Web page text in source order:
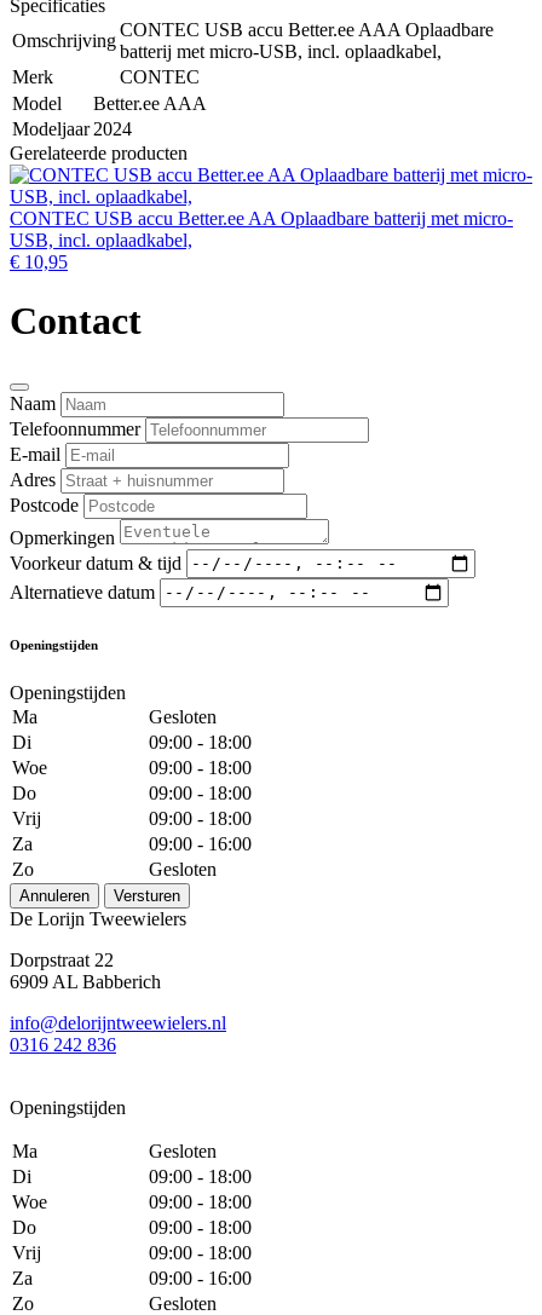
Specificaties
Omschrijving
CONTEC USB accu Better.ee AAA Oplaadbare
batterij met micro-USB, incl. oplaadkabel,
Merk
CONTEC
Model
Better.ee AAA
Modeljaar 2024
Gerelateerde producten
CONTEC USB accu Better.ee AA Oplaadbare batterij met micro-
USB, incl. oplaadkabel,
€ 10,95
Contact
Naam
Telefoonnummer
E-mail
Adres
Postcode
Opmerkingen
Voorkeur datum & tijd
Alternatieve datum
Openingstijden
Openingstijden
Ma
Gesloten
Di
09:00 - 18:00
Woe
09:00 - 18:00
Do
09:00 - 18:00
Vrij
09:00 - 18:00
Za
09:00 - 16:00
Zo
Gesloten
Annuleren Versturen
De Lorijn Tweewielers
Dorpstraat 22
6909 AL Babberich
info@delorijntweewielers.nl
0316 242 836
Openingstijden
Ma
Gesloten
Di
09:00 - 18:00
Woe
09:00 - 18:00
Do
09:00 - 18:00
Vrij
09:00 - 18:00
Za
09:00 - 16:00
Zo
Gesloten